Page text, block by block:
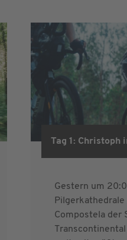
Tag 1: Christoph
Gestern um
Pilgerkathedrale
Compostela der